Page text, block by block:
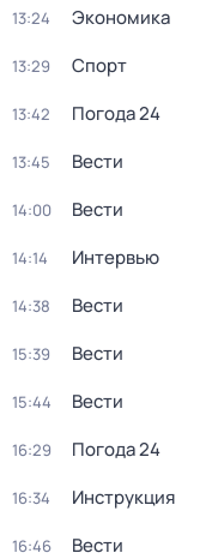
13:24 Экономика
13:29 Спорт
13:42 Погода 24
13:45 Вести
14:00 Вести
14:14 Интервью
14:38 Вести
15:39 Вести
15:44 Вести
16:29 Погода 24
16:34 Инструкция
16:46 Вести